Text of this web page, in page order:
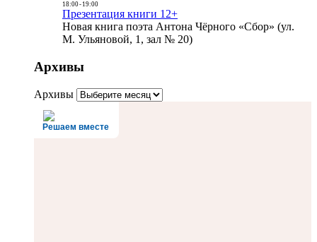
18:00- 19:00
Презентация книги 12+
Новая книга поэта Антона Чёрного «Сбор» (ул.
М. Ульяновой, 1, зал № 20)
Архивы
Архивы
Решаем вместе